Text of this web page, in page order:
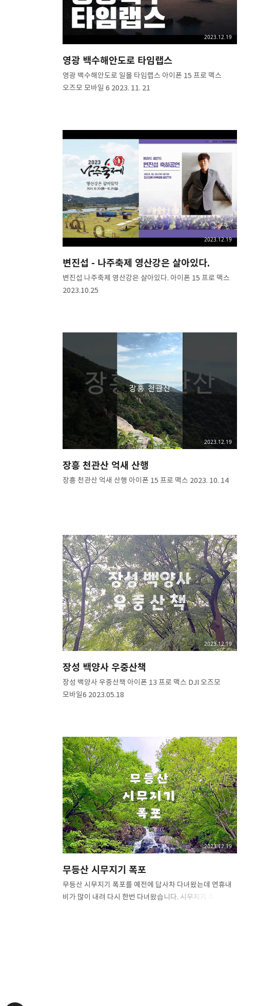
영광 백수해안도로 타임랩스
2023.12.19
영광 백수해안도로 일몰 타임랩스 아이폰 15 프로 맥스
오즈모 모바일 6 2023. 11. 21
변진섭 - 나주축제 영산강은 살아있다.
2023.12.19
변진섭 나주축제 영산강은 살아있다. 아이폰 15 프로 맥스
2023.10.25
장흥 천관산 억새 산행
2023.12.19
장흥 천관산 억새 산행 아이폰 15 프로 맥스 2023. 10. 14
장성 백양사 우중산책
2023.12.19
장성 백양사 우중산책 아이폰 13 프로 맥스 DJI 오즈모
모바일6 2023.05.18
무등산 시무지기 폭포
2023.12.19
무등산 시무지기 폭포를 예전에 답사차 다녀왔는데 연휴내
비가 많이 내려 다시 한번 다녀왔습니다. 시무지기 폭포만